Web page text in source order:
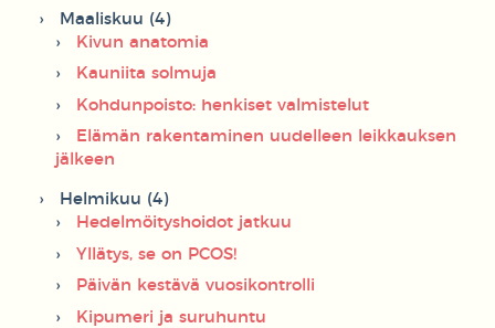
Maaliskuu (4)
Kivun anatomia
Kauniita solmuja
Kohdunpoisto: henkiset valmistelut
Elämän rakentaminen uudelleen leikkauksen
jälkeen
Helmikuu (4)
Hedelmöityshoidot jatkuu
Yllätys, se on PCOS!
Päivän kestävä vuosikontrolli
Kipumeri ja suruhuntu